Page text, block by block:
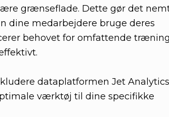
grænseflade. Dette gør det
dine medarbejdere bruge deres
behovet for omfattende træning
dataplatformen Jet
værktøj til dine specifikke